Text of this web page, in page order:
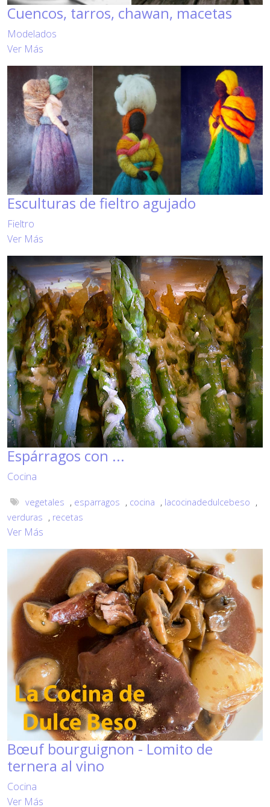
Cuencos, tarros, chawan, macetas
Modelados
Ver Más
Esculturas de fieltro agujado
Fieltro
Ver Más
Espárragos con ...
Cocina
vegetales , esparragos , cocina , lacocinadedulcebeso ,
verduras , recetas
Ver Más
Bœuf bourguignon - Lomito de
ternera al vino
Cocina
Ver Más